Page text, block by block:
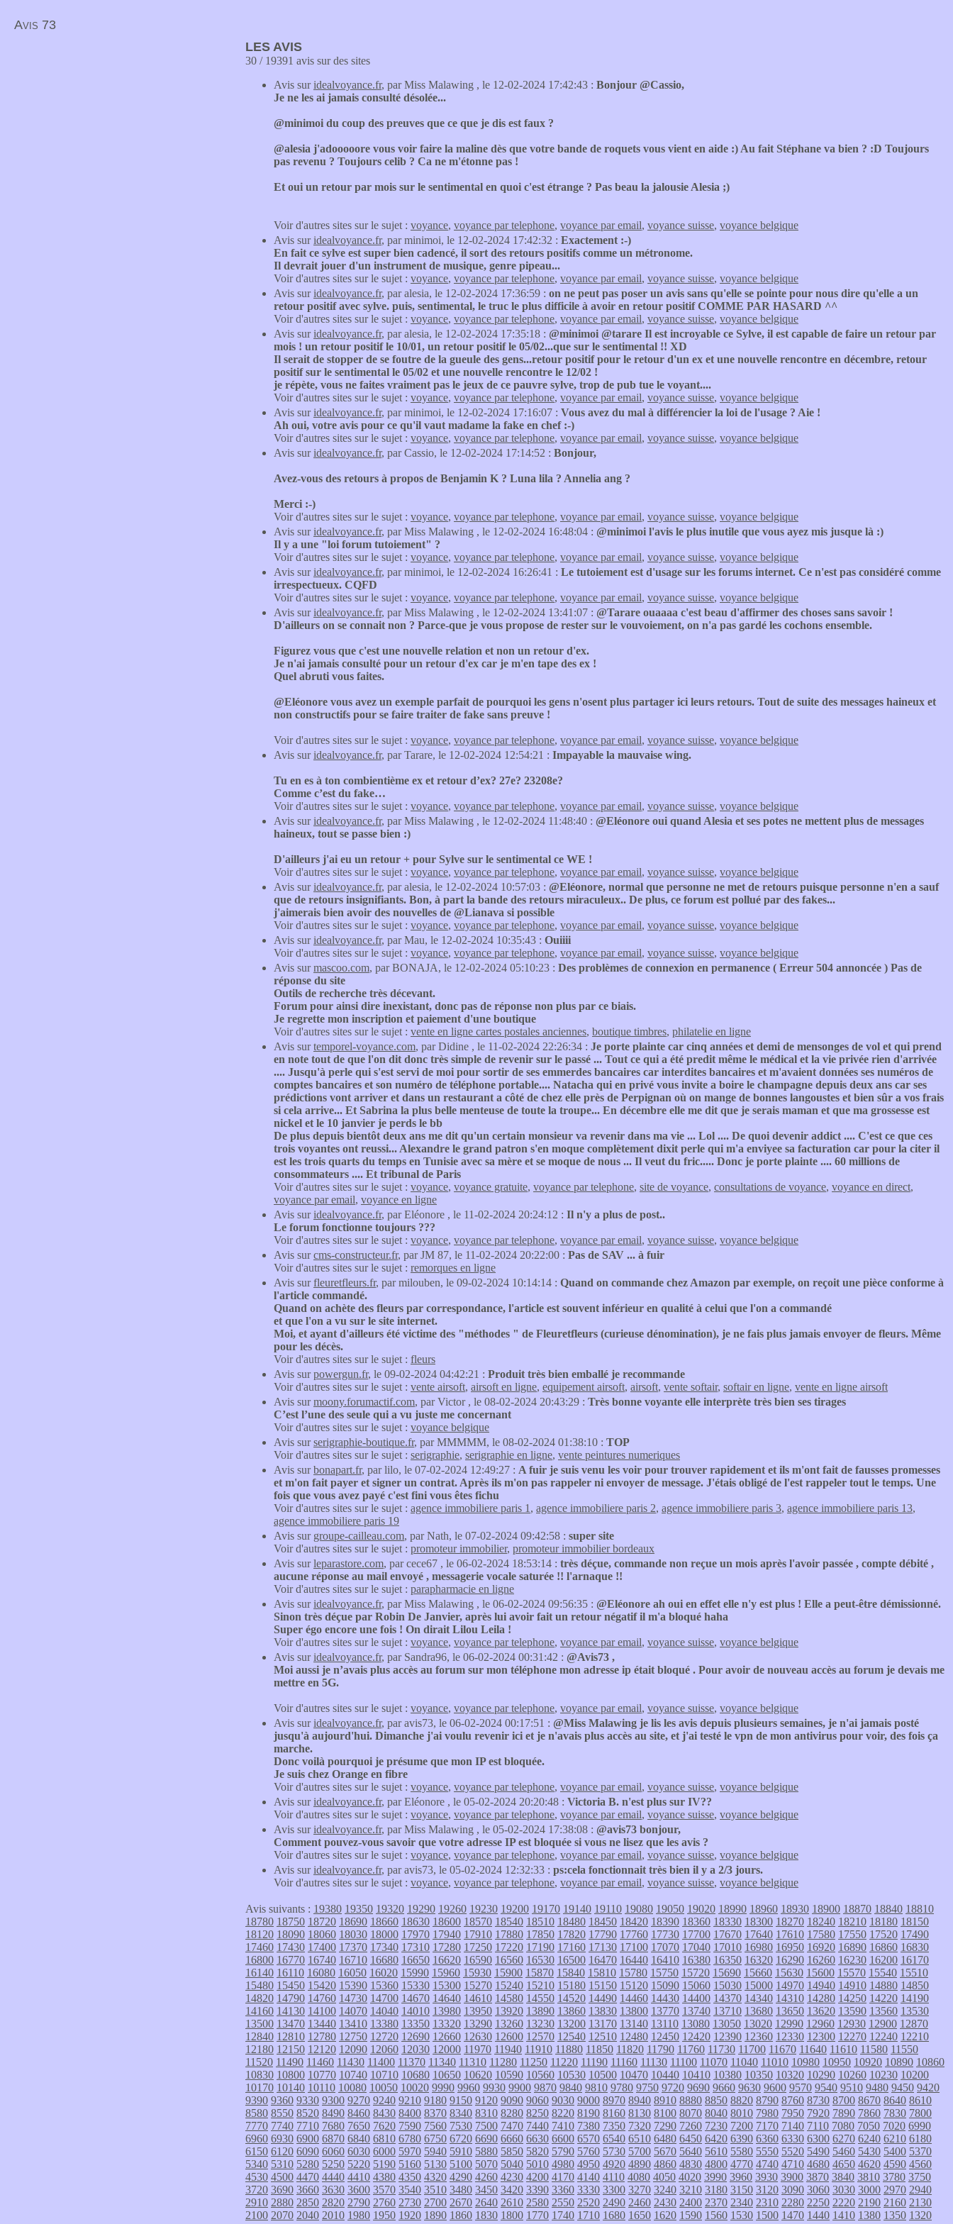
Avis 73
LES AVIS
30 / 19391 avis sur des sites
Avis suridealvoyance.fr, par Miss Malawing , le 12-02-2024 17:42:43 : Bonjour @Cassio,
Je ne les ai jamais consulté désolée...
@minimoi du coup des preuves que ce que je dis est faux ?
@alesia j'adooooore vous voir faire la maline dès que votre bande de roquets vous vient en aide :) Au fait Stéphane va bien ? :D Toujours
pas revenu ? Toujours celib ? Ca ne m'étonne pas !
Et oui un retour par mois sur le sentimental en quoi c'est étrange ? Pas beau la jalousie Alesia ;)
Voir d'autres sites sur le sujet : voyance, voyance par telephone, voyance par email, voyance suisse, voyance belgique
Avis suridealvoyance.fr, par minimoi, le 12-02-2024 17:42:32 : Exactement :-)
En fait ce sylve est super bien cadencé, il sort des retours positifs comme un métronome.
Il devrait jouer d'un instrument de musique, genre pipeau...
Voir d'autres sites sur le sujet : voyance, voyance par telephone, voyance par email, voyance suisse, voyance belgique
Avis suridealvoyance.fr, par alesia, le 12-02-2024 17:36:59 : on ne peut pas poser un avis sans qu'elle se pointe pour nous dire qu'elle a un
retour positif avec sylve. puis, sentimental, le truc le plus difficile à avoir en retour positif COMME PAR HASARD ^^
Voir d'autres sites sur le sujet : voyance, voyance par telephone, voyance par email, voyance suisse, voyance belgique
Avis suridealvoyance.fr, par alesia, le 12-02-2024 17:35:18 : @minimoi @tarare Il est incroyable ce Sylve, il est capable de faire un retour par
mois ! un retour positif le 10/01, un retour positif le 05/02...que sur le sentimental !! XD
Il serait de stopper de se foutre de la gueule des gens...retour positif pour le retour d'un ex et une nouvelle rencontre en décembre, retour
positif sur le sentimental le 05/02 et une nouvelle rencontre le 12/02 !
je répète, vous ne faites vraiment pas le jeux de ce pauvre sylve, trop de pub tue le voyant....
Voir d'autres sites sur le sujet : voyance, voyance par telephone, voyance par email, voyance suisse, voyance belgique
Avis suridealvoyance.fr, par minimoi, le 12-02-2024 17:16:07 : Vous avez du mal à différencier la loi de l'usage ? Aie !
Ah oui, votre avis pour ce qu'il vaut madame la fake en chef :-)
Voir d'autres sites sur le sujet : voyance, voyance par telephone, voyance par email, voyance suisse, voyance belgique
Avis suridealvoyance.fr, par Cassio, le 12-02-2024 17:14:52 : Bonjour,
Avez-vous des retours à propos de Benjamin K ? Luna lila ? Annelia ang ?
Merci :-)
Voir d'autres sites sur le sujet : voyance, voyance par telephone, voyance par email, voyance suisse, voyance belgique
Avis suridealvoyance.fr, par Miss Malawing , le 12-02-2024 16:48:04 : @minimoi l'avis le plus inutile que vous ayez mis jusque là :)
Il y a une "loi forum tutoiement" ?
Voir d'autres sites sur le sujet : voyance, voyance par telephone, voyance par email, voyance suisse, voyance belgique
Avis suridealvoyance.fr, par minimoi, le 12-02-2024 16:26:41 : Le tutoiement est d'usage sur les forums internet. Ce n'est pas considéré comme
irrespectueux. CQFD
Voir d'autres sites sur le sujet : voyance, voyance par telephone, voyance par email, voyance suisse, voyance belgique
Avis suridealvoyance.fr, par Miss Malawing , le 12-02-2024 13:41:07 : @Tarare ouaaaa c'est beau d'affirmer des choses sans savoir !
D'ailleurs on se connait non ? Parce-que je vous propose de rester sur le vouvoiement, on n'a pas gardé les cochons ensemble.
Figurez vous que c'est une nouvelle relation et non un retour d'ex.
Je n'ai jamais consulté pour un retour d'ex car je m'en tape des ex !
Quel abruti vous faites.
@Eléonore vous avez un exemple parfait de pourquoi les gens n'osent plus partager ici leurs retours. Tout de suite des messages haineux et
non constructifs pour se faire traiter de fake sans preuve !
Voir d'autres sites sur le sujet : voyance, voyance par telephone, voyance par email, voyance suisse, voyance belgique
Avis suridealvoyance.fr, par Tarare, le 12-02-2024 12:54:21 : Impayable la mauvaise wing.
Tu en es à ton combientième ex et retour d’ex? 27e? 23208e?
Comme c’est du fake…
Voir d'autres sites sur le sujet : voyance, voyance par telephone, voyance par email, voyance suisse, voyance belgique
Avis suridealvoyance.fr, par Miss Malawing , le 12-02-2024 11:48:40 : @Eléonore oui quand Alesia et ses potes ne mettent plus de messages
haineux, tout se passe bien :)
D'ailleurs j'ai eu un retour + pour Sylve sur le sentimental ce WE !
Voir d'autres sites sur le sujet : voyance, voyance par telephone, voyance par email, voyance suisse, voyance belgique
Avis suridealvoyance.fr, par alesia, le 12-02-2024 10:57:03 : @Eléonore, normal que personne ne met de retours puisque personne n'en a sauf
que de retours insignifiants. Bon, à part la bande des retours miraculeux.. De plus, ce forum est pollué par des fakes...
j'aimerais bien avoir des nouvelles de @Lianava si possible
Voir d'autres sites sur le sujet : voyance, voyance par telephone, voyance par email, voyance suisse, voyance belgique
Avis suridealvoyance.fr, par Mau, le 12-02-2024 10:35:43 : Ouiiii
Voir d'autres sites sur le sujet : voyance, voyance par telephone, voyance par email, voyance suisse, voyance belgique
Avis surmascoo.com, par BONAJA, le 12-02-2024 05:10:23 : Des problèmes de connexion en permanence ( Erreur 504 annoncée ) Pas de
réponse du site
Outils de recherche très décevant.
Forum pour ainsi dire inexistant, donc pas de réponse non plus par ce biais.
Je regrette mon inscription et paiement d'une boutique
Voir d'autres sites sur le sujet : vente en ligne cartes postales anciennes, boutique timbres, philatelie en ligne
Avis surtemporel-voyance.com, par Didine , le 11-02-2024 22:26:34 : Je porte plainte car cinq années et demi de mensonges de vol et qui prend
en note tout de que l'on dit donc très simple de revenir sur le passé ... Tout ce qui a été predit même le médical et la vie privée rien d'arrivée
.... Jusqu'à perle qui s'est servi de moi pour sortir de ses emmerdes bancaires car interdites bancaires et m'avaient données ses numéros de
comptes bancaires et son numéro de téléphone portable.... Natacha qui en privé vous invite a boire le champagne depuis deux ans car ses
prédictions vont arriver et dans un restaurant a côté de chez elle près de Perpignan où on mange de bonnes langoustes et bien sûr a vos frais
si cela arrive... Et Sabrina la plus belle menteuse de toute la troupe... En décembre elle me dit que je serais maman et que ma grossesse est
nickel et le 10 janvier je perds le bb
De plus depuis bientôt deux ans me dit qu'un certain monsieur va revenir dans ma vie ... Lol .... De quoi devenir addict .... C'est ce que ces
trois voyantes ont reussi... Alexandre le grand patron s'en moque complètement dixit perle qui m'a enviyee sa facturation car pour la citer il
est les trois quarts du temps en Tunisie avec sa mère et se moque de nous ... Il veut du fric..... Donc je porte plainte .... 60 millions de
consommateurs .... Et tribunal de Paris
Voir d'autres sites sur le sujet : voyance, voyance gratuite, voyance par telephone, site de voyance, consultations de voyance, voyance en direct,
voyance par email, voyance en ligne
Avis suridealvoyance.fr, par Eléonore , le 11-02-2024 20:24:12 : Il n'y a plus de post..
Le forum fonctionne toujours ???
Voir d'autres sites sur le sujet : voyance, voyance par telephone, voyance par email, voyance suisse, voyance belgique
Avis surcms-constructeur.fr, par JM 87, le 11-02-2024 20:22:00 : Pas de SAV ... à fuir
Voir d'autres sites sur le sujet : remorques en ligne
Avis surfleuretfleurs.fr, par milouben, le 09-02-2024 10:14:14 : Quand on commande chez Amazon par exemple, on reçoit une pièce conforme à
l'article commandé.
Quand on achète des fleurs par correspondance, l'article est souvent inférieur en qualité à celui que l'on a commandé
et que l'on a vu sur le site internet.
Moi, et ayant d'ailleurs été victime des "méthodes " de Fleuretfleurs (curieuse dénomination), je ne fais plus jamais envoyer de fleurs. Même
pour les décès.
Voir d'autres sites sur le sujet : fleurs
Avis surpowergun.fr, le 09-02-2024 04:42:21 : Produit très bien emballé je recommande
Voir d'autres sites sur le sujet : vente airsoft, airsoft en ligne, equipement airsoft, airsoft, vente softair, softair en ligne, vente en ligne airsoft
Avis surmoony.forumactif.com, par Victor , le 08-02-2024 20:43:29 : Très bonne voyante elle interprète très bien ses tirages
C’est l’une des seule qui a vu juste me concernant
Voir d'autres sites sur le sujet : voyance belgique
Avis surserigraphie-boutique.fr, par MMMMM, le 08-02-2024 01:38:10 : TOP
Voir d'autres sites sur le sujet : serigraphie, serigraphie en ligne, vente peintures numeriques
Avis surbonapart.fr, par lilo, le 07-02-2024 12:49:27 : A fuir je suis venu les voir pour trouver rapidement et ils m'ont fait de fausses promesses
et m'on fait payer et signer un contrat. Après ils m'on pas rappeler ni envoyer de message. J'étais obligé de l'est rappeler tout le temps. Une
fois que vous avez payé c'est fini vous êtes fichu
Voir d'autres sites sur le sujet : agence immobiliere paris 1 , agence immobiliere paris 2, agence immobiliere paris 3, agence immobiliere paris 13,
agence immobiliere paris 19
Avis sur groupe-cailleau.com, par Nath, le 07-02-2024 09:42:58 : super site
Voir d'autres sites sur le sujet : promoteur immobilier, promoteur immobilier bordeaux
Avis surleparastore.com, par cece67 , le 06-02-2024 18:53:14 : très déçue, commande non reçue un mois après l'avoir passée , compte débité ,
aucune réponse au mail envoyé , messagerie vocale saturée !! l'arnaque !!
Voir d'autres sites sur le sujet : parapharmacie en ligne
Avis suridealvoyance.fr, par Miss Malawing , le 06-02-2024 09:56:35 : @Eléonore ah oui en effet elle n'y est plus ! Elle a peut-être démissionné.
Sinon très déçue par Robin De Janvier, après lui avoir fait un retour négatif il m'a bloqué haha
Super égo encore une fois ! On dirait Lilou Leila !
Voir d'autres sites sur le sujet : voyance, voyance par telephone, voyance par email, voyance suisse, voyance belgique
Avis suridealvoyance.fr, par Sandra96, le 06-02-2024 00:31:42 : @Avis73 ,
Moi aussi je n’avais plus accès au forum sur mon téléphone mon adresse ip était bloqué . Pour avoir de nouveau accès au forum je devais me
mettre en 5G.
Voir d'autres sites sur le sujet : voyance, voyance par telephone, voyance par email, voyance suisse, voyance belgique
Avis suridealvoyance.fr, par avis73, le 06-02-2024 00:17:51 : @Miss Malawing je lis les avis depuis plusieurs semaines, je n'ai jamais posté
jusqu'à aujourd'hui. Dimanche j'ai voulu revenir ici et je n'avais plus accès au site, et j'ai testé le vpn de mon antivirus pour voir, des fois ça
marche.
Donc voilà pourquoi je présume que mon IP est bloquée.
Je suis chez Orange en fibre
Voir d'autres sites sur le sujet : voyance, voyance par telephone, voyance par email, voyance suisse, voyance belgique
Avis suridealvoyance.fr, par Eléonore , le 05-02-2024 20:20:48 : Victoria B. n'est plus sur IV??
Voir d'autres sites sur le sujet : voyance, voyance par telephone, voyance par email, voyance suisse, voyance belgique
Avis suridealvoyance.fr, par Miss Malawing , le 05-02-2024 17:38:08 : @avis73 bonjour,
Comment pouvez-vous savoir que votre adresse IP est bloquée si vous ne lisez que les avis ?
Voir d'autres sites sur le sujet : voyance, voyance par telephone, voyance par email, voyance suisse, voyance belgique
Avis suridealvoyance.fr, par avis73, le 05-02-2024 12:32:33 : ps:cela fonctionnait très bien il y a 2/3 jours.
Voir d'autres sites sur le sujet : voyance, voyance par telephone, voyance par email, voyance suisse, voyance belgique
Avis suivants : 19380 19350 19320 19290 19260 19230 19200 19170 19140 19110 19080 19050 19020 18990 18960 18930 18900 18870 18840 18810
18780 18750 18720 18690 18660 18630 18600 18570 18540 18510 18480 18450 18420 18390 18360 18330 18300 18270 18240 18210 18180 18150
18120 18090 18060 18030 18000 17970 17940 17910 17880 17850 17820 17790 17760 17730 17700 17670 17640 17610 17580 17550 17520 17490
17460 17430 17400 17370 17340 17310 17280 17250 17220 17190 17160 17130 17100 17070 17040 17010 16980 16950 16920 16890 16860 16830
16800 16770 16740 16710 16680 16650 16620 16590 16560 16530 16500 16470 16440 16410 16380 16350 16320 16290 16260 16230 16200 16170
16140 16110 16080 16050 16020 15990 15960 15930 15900 15870 15840 15810 15780 15750 15720 15690 15660 15630 15600 15570 15540 15510
15480 15450 15420 15390 15360 15330 15300 15270 15240 15210 15180 15150 15120 15090 15060 15030 15000 14970 14940 14910 14880 14850
14820 14790 14760 14730 14700 14670 14640 14610 14580 14550 14520 14490 14460 14430 14400 14370 14340 14310 14280 14250 14220 14190
14160 14130 14100 14070 14040 14010 13980 13950 13920 13890 13860 13830 13800 13770 13740 13710 13680 13650 13620 13590 13560 13530
13500 13470 13440 13410 13380 13350 13320 13290 13260 13230 13200 13170 13140 13110 13080 13050 13020 12990 12960 12930 12900 12870
12840 12810 12780 12750 12720 12690 12660 12630 12600 12570 12540 12510 12480 12450 12420 12390 12360 12330 12300 12270 12240 12210
12180 12150 12120 12090 12060 12030 12000 11970 11940 11910 11880 11850 11820 11790 11760 11730 11700 11670 11640 11610 11580 11550
11520 11490 11460 11430 11400 11370 11340 11310 11280 11250 11220 11190 11160 11130 11100 11070 11040 11010 10980 10950 10920 10890 10860
10830 10800 10770 10740 10710 10680 10650 10620 10590 10560 10530 10500 10470 10440 10410 10380 10350 10320 10290 10260 10230 10200
10170 10140 10110 10080 10050 10020 9990 9960 9930 9900 9870 9840 9810 9780 9750 9720 9690 9660 9630 9600 9570 9540 9510 9480 9450 9420
9390 9360 9330 9300 9270 9240 9210 9180 9150 9120 9090 9060 9030 9000 8970 8940 8910 8880 8850 8820 8790 8760 8730 8700 8670 8640 8610
8580 8550 8520 8490 8460 8430 8400 8370 8340 8310 8280 8250 8220 8190 8160 8130 8100 8070 8040 8010 7980 7950 7920 7890 7860 7830 7800
7770 7740 7710 7680 7650 7620 7590 7560 7530 7500 7470 7440 7410 7380 7350 7320 7290 7260 7230 7200 7170 7140 7110 7080 7050 7020 6990
6960 6930 6900 6870 6840 6810 6780 6750 6720 6690 6660 6630 6600 6570 6540 6510 6480 6450 6420 6390 6360 6330 6300 6270 6240 6210 6180
6150 6120 6090 6060 6030 6000 5970 5940 5910 5880 5850 5820 5790 5760 5730 5700 5670 5640 5610 5580 5550 5520 5490 5460 5430 5400 5370
5340 5310 5280 5250 5220 5190 5160 5130 5100 5070 5040 5010 4980 4950 4920 4890 4860 4830 4800 4770 4740 4710 4680 4650 4620 4590 4560
4530 4500 4470 4440 4410 4380 4350 4320 4290 4260 4230 4200 4170 4140 4110 4080 4050 4020 3990 3960 3930 3900 3870 3840 3810 3780 3750
3720 3690 3660 3630 3600 3570 3540 3510 3480 3450 3420 3390 3360 3330 3300 3270 3240 3210 3180 3150 3120 3090 3060 3030 3000 2970 2940
2910 2880 2850 2820 2790 2760 2730 2700 2670 2640 2610 2580 2550 2520 2490 2460 2430 2400 2370 2340 2310 2280 2250 2220 2190 2160 2130
2100 2070 2040 2010 1980 1950 1920 1890 1860 1830 1800 1770 1740 1710 1680 1650 1620 1590 1560 1530 1500 1470 1440 1410 1380 1350 1320